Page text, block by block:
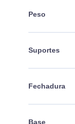
Peso
Suportes
Fechadura
Base